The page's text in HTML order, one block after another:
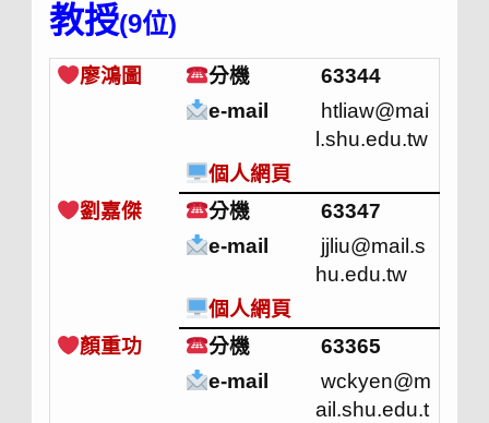
教授(9位)
廖鴻圖 分機
63344
e-mail
htliaw@mai
l.shu.edu.tw
個人網頁
劉嘉傑
分機
63347
e-mail
jjliu@mail.s
hu.edu.tw
個人網頁
顏重功
分機
63365
e-mail
wckyen@m
ail.shu.edu.t